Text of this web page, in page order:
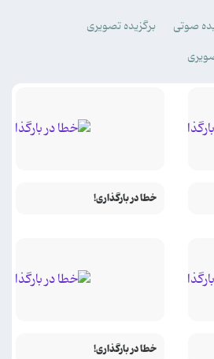
صوتی
برگزیده تصویری
خطا در بارگذاری!
خطا در بارگذاری!